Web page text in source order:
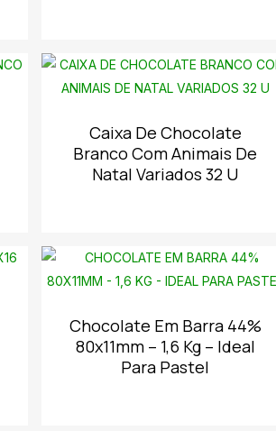
Caixa De Chocolate
Branco Com Animais De
Natal Variados 32 U
Chocolate Em Barra 44%
80x11mm – 1,6 Kg – Ideal
Para Pastel